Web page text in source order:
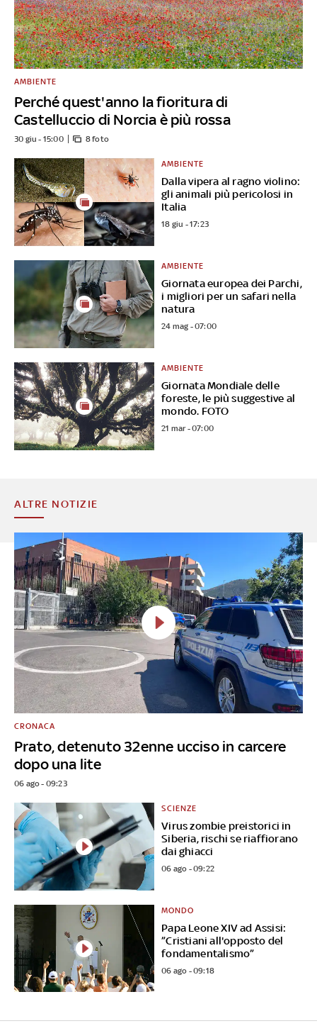
Perché quest'anno la fioritura di
Castelluccio di Norcia è più rossa
AMBIENTE
30 giu - 15:00 8 foto
Dalla vipera al ragno violino:
gli animali più pericolosi in
Italia
AMBIENTE
18 giu - 17:23
Giornata europea dei Parchi,
i migliori per un safari nella
natura
AMBIENTE
24 mag - 07:00
Giornata Mondiale delle
foreste, le più suggestive al
mondo. FOTO
AMBIENTE
21 mar - 07:00
ALTRE NOTIZIE
Prato, detenuto 32enne ucciso in carcere
dopo una lite
CRONACA
06 ago - 09:23
Virus zombie preistorici in
Siberia, rischi se riaffiorano
dai ghiacci
SCIENZE
06 ago - 09:22
Papa Leone XIV ad Assisi:
”Cristiani all'opposto del
fondamentalismo”
MONDO
06 ago - 09:18